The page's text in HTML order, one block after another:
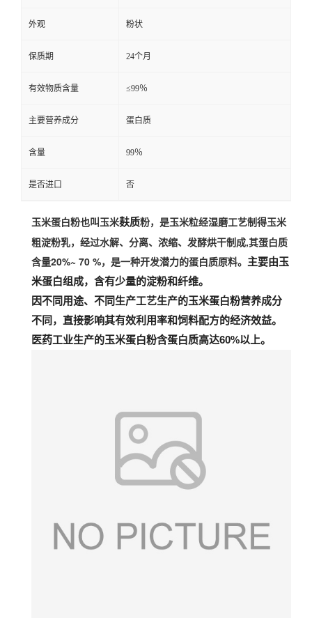
外观 粉状
保质期 24个月
有效物质含量 ≤99％
主要营养成分 蛋白质
含量 99％
是否进口 否
玉米蛋白粉也叫玉米麸质粉，是玉米粒经湿磨工艺制得玉米
粗淀粉乳，经过水解、分离、浓缩、发酵烘干制成,其蛋白质
含量20%~ 70 %，是一种开发潜力的蛋白质原料。 主要由玉
米蛋白组成，含有少量的淀粉和纤维。
因不同用途、不同生产工艺生产的玉米蛋白粉营养成分
不同，直接影响其有效利用率和饲料配方的经济效益。
医药工业生产的玉米蛋白粉含蛋白质高达60%以上。